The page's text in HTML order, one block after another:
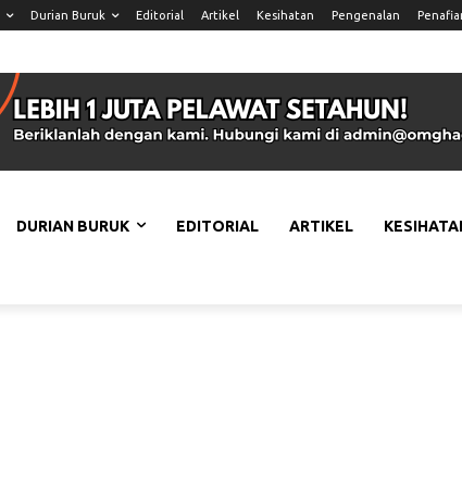
Durian Buruk Editorial Artikel Kesihatan Pengenalan
DURIAN BURUK EDITORIAL ARTIKEL